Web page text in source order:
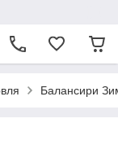
Балансири